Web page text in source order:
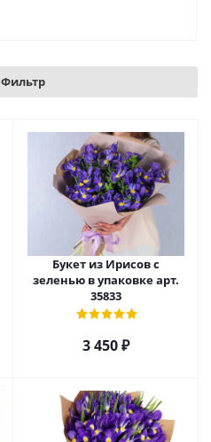
Фильтр
Букет из Ирисов с
зеленью в упаковке арт.
35833
3 450₽